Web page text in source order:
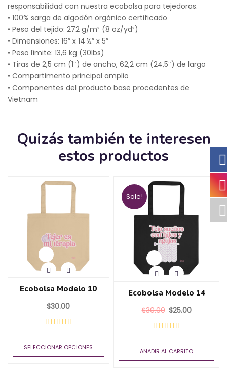
responsabilidad con nuestra ecobolsa para tejedoras.
• 100% sarga de algodón orgánico certificado
• Peso del tejido: 272 g/m² (8 oz/yd²)
• Dimensiones: 16” x 14 ½” x 5”
• Peso límite: 13,6 kg (30lbs)
• Tiras de 2,5 cm (1″) de ancho, 62,2 cm (24,5″) de largo
• Compartimento principal amplio
• Componentes del producto base procedentes de
Vietnam
Quizás también te interesen
estos productos
Ecobolsa Modelo 10
$30.00
SELECCIONAR OPCIONES
Ecobolsa Modelo 14
$30.00 $25.00
AÑADIR AL CARRITO
Sale!